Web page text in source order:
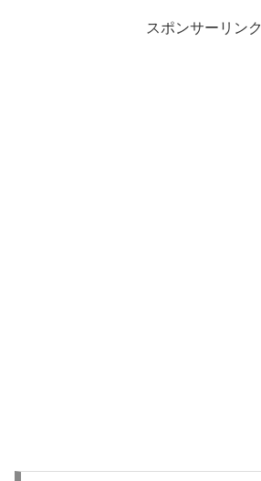
スポンサーリンク